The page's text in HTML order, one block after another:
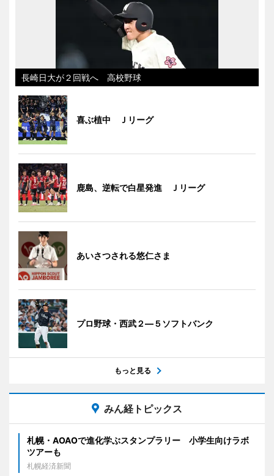
長崎日大が２回戦へ 高校野球
喜ぶ植中 Ｊリーグ
鹿島、逆転で白星発進 Ｊリーグ
あいさつされる悠仁さま
プロ野球・西武２―５ソフトバンク
もっと見る
みん経トピックス
札幌・AOAOで進化学ぶスタンプラリー 小学生向けラボ
ツアーも
札幌経済新聞